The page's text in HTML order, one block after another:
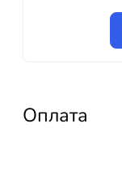
Оплата